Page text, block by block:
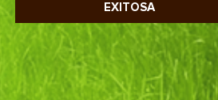
EXITOSA